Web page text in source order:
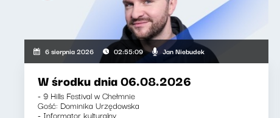
6 sierpnia 2026 02:55:09 Jan Niebudek
W środku dnia 06.08.2026
- 9 Hills Festival w Chełmnie
Gość: Dominika Urzędowska
- Informator kulturalny